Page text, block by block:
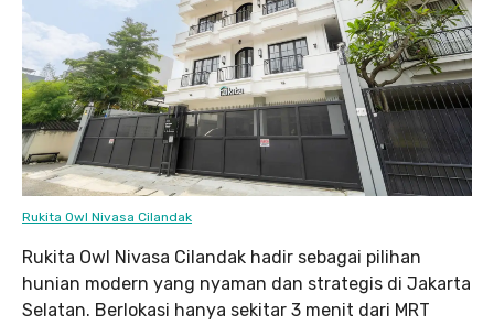
Rukita Owl Nivasa Cilandak
Rukita Owl Nivasa Cilandak hadir sebagai pilihan
hunian modern yang nyaman dan strategis di Jakarta
Selatan. Berlokasi hanya sekitar 3 menit dari MRT